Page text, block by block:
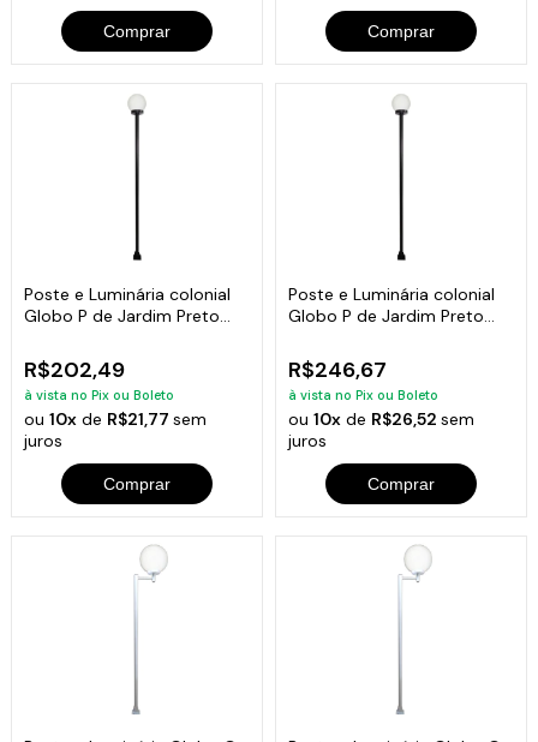
Comprar Comprar
Poste e Luminária colonial
Globo P de Jardim Preto
R$202,49
à vista no Pix ou Boleto
ou10x de R$21,77sem
juros
Comprar
Poste e Luminária colonial
Globo P de Jardim Preto
R$246,67
à vista no Pix ou Boleto
ou 10xde R$26,52 sem
juros
Comprar